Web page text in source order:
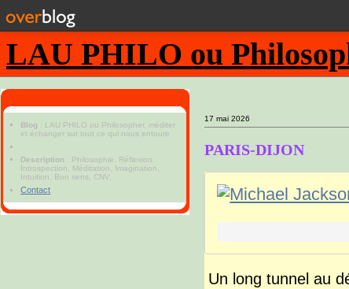
LAU PHILO ou
Blog : LAU PHILO ou Philosopher, méditer
et échanger sur tout ce qui nous entoure
Description : Philosophie, Réflexion,
Introspection, Méditation, Imagination,
Intuition, Bon sens, CNV,
Contact
17 mai 2026
PARIS-DIJON
Un long tunnel au